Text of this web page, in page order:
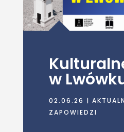
w
02.06.26 |
ZAPOWIEDZI